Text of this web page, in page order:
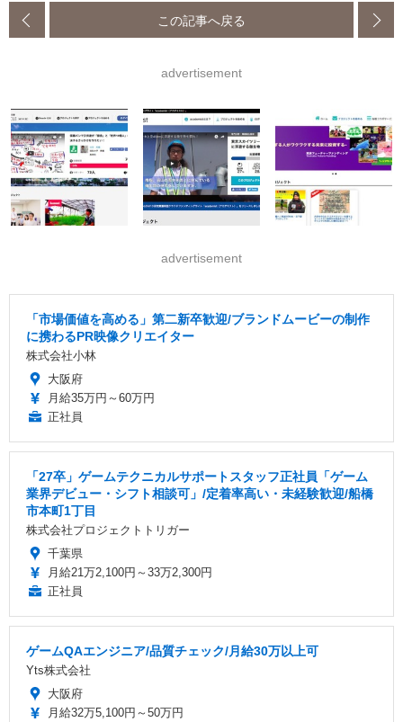
この記事へ戻る
advertisement
advertisement
「市場価値を高める」第二新卒歓迎/ブランドムービーの制作
に携わるPR映像クリエイター
株式会社小林
大阪府
月給35万円～60万円
正社員
「27卒」ゲームテクニカルサポートスタッフ正社員「ゲーム
業界デビュー・シフト相談可」/定着率高い・未経験歓迎/船橋
市本町1丁目
株式会社プロジェクトトリガー
千葉県
月給21万2,100円～33万2,300円
正社員
ゲームQAエンジニア/品質チェック/月給30万以上可
Yts株式会社
大阪府
月給32万5,100円～50万円